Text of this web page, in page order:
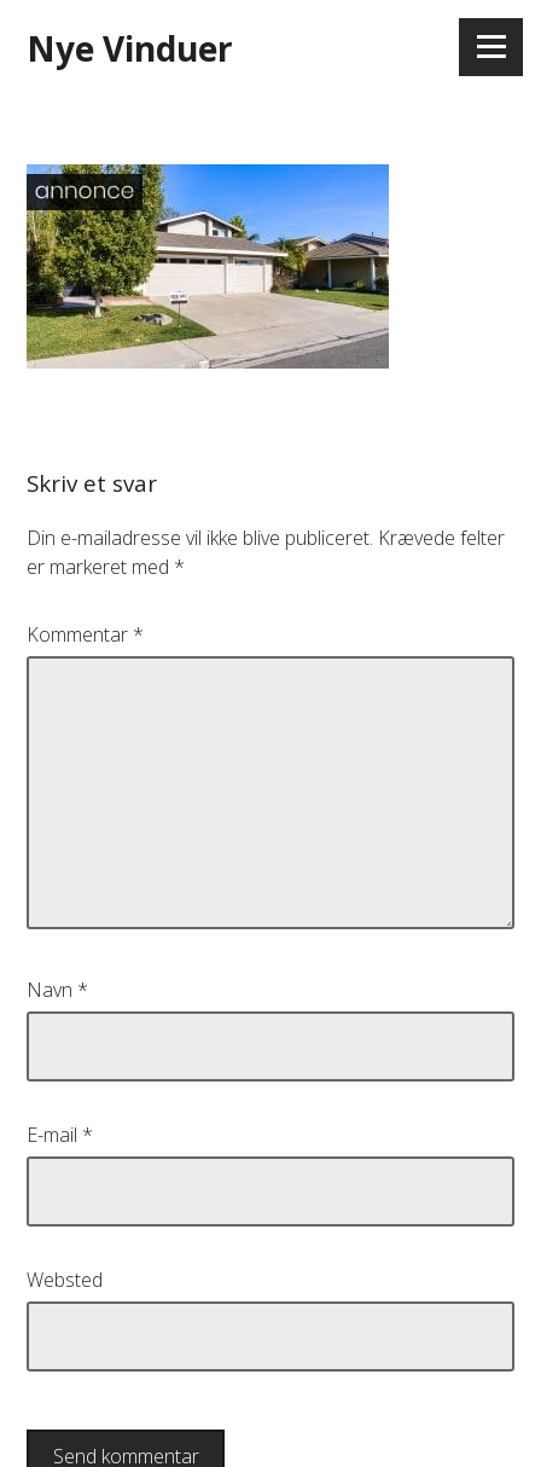
content
Nye Vinduer Menu
Skriv et svar
Din e-mailadresse vil ikke blive publiceret. Krævede felter
er markeret med *
Kommentar *
Navn *
E-mail *
Websted